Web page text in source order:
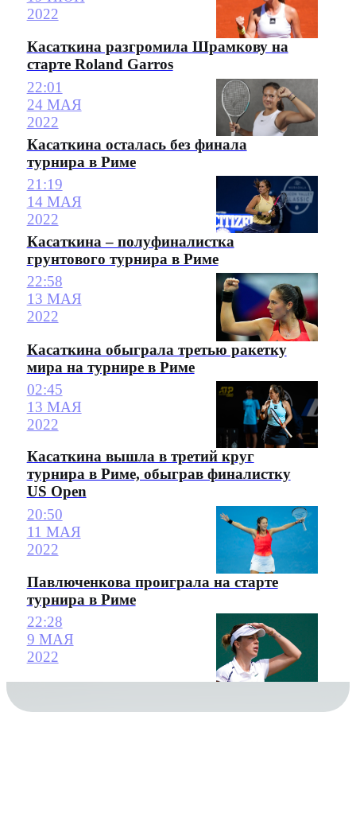
2022
Касаткина разгромила Шрамкову на
старте Roland Garros
22:01
24 МАЯ
2022
Касаткина осталась без финала
турнира в Риме
21:19
14 МАЯ
2022
Касаткина – полуфиналистка
грунтового турнира в Риме
22:58
13 МАЯ
2022
Касаткина обыграла третью ракетку
мира на турнире в Риме
02:45
13 МАЯ
2022
Касаткина вышла в третий круг
турнира в Риме, обыграв финалистку
US Open
20:50
11 МАЯ
2022
Павлюченкова проиграла на старте
турнира в Риме
22:28
9 МАЯ
2022